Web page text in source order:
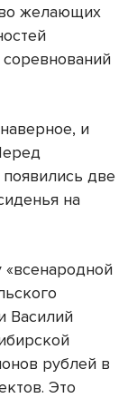
желающих
соревнований
и
две
на
«всенародной
Василий
рублей в
Это